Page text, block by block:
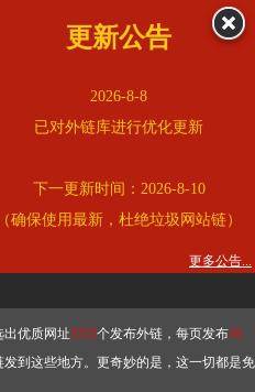
化作弊吗？ 超级外链只是一个简便而集成
作弊。如果是作弊，那您可以使用超级外
可行吗？
您可以到站长论坛发布外链，到友情链接
链不同于普通的外链，它是动态的链接，
获得稳定的外链
，最终使搜索引擎收录带
出优质网址3332个发布外链，每页发布10
到这些地方。更奇妙的是，这一切都是免
升流量和外链，
查看展示页面
是否收录
更新公告
2026-8-8
已对外链库进行优化更新
下一更新时间：2026-8-10
（确保使用最新，杜绝垃圾网站链）
更多公告...